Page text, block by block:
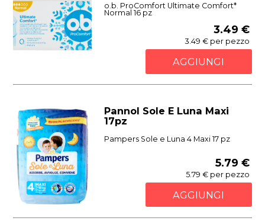
o.b. ProComfort Ultimate Comfort*
Normal 16 pz
3.49 €
3.49 € per pezzo
AGGIUNGI
Pannol Sole E Luna Maxi
17pz
Pampers Sole e Luna 4 Maxi 17 pz
5.79 €
5.79 € per pezzo
AGGIUNGI